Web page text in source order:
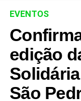
EVENTOS
edição
São